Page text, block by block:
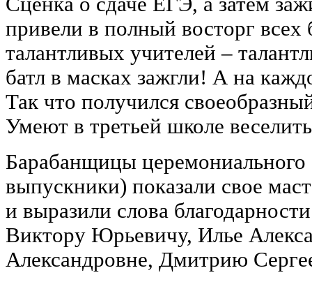
привели в полный восторг
талантливых учителей ‒
батл в масках зажгли! А на
Так что получился
Умеют в третьей школе
Барабанщицы церемониального
выпускники) показали свое
и выразили слова
Виктору Юрьевичу, Илье
Александровне, Дмитрию